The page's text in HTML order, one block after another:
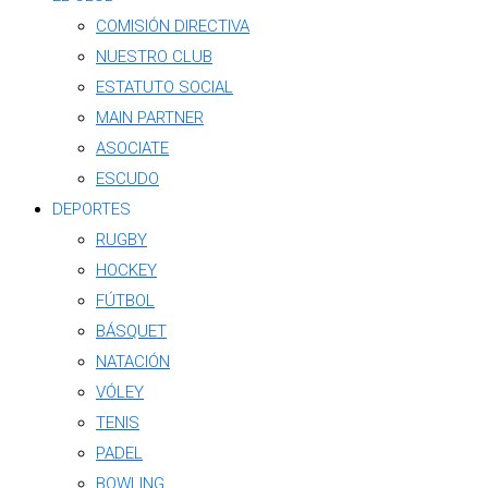
COMISIÓN DIRECTIVA
NUESTRO CLUB
ESTATUTO SOCIAL
MAIN PARTNER
ASOCIATE
ESCUDO
DEPORTES
RUGBY
HOCKEY
FÚTBOL
BÁSQUET
NATACIÓN
VÓLEY
TENIS
PADEL
BOWLING